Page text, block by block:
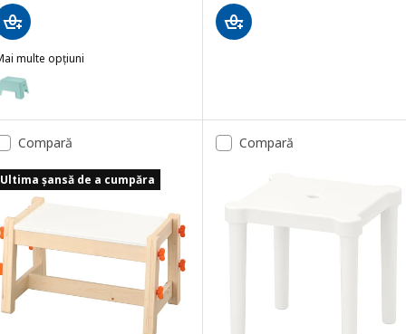
multe opțiuni
BOLMEN, Taburet, turcoaz deschis
Compară
Ultima șansă de a cumpăra
Compară